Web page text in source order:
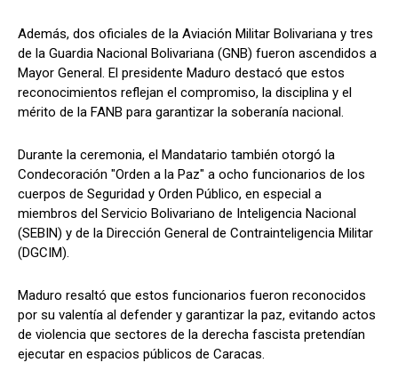
Además, dos oficiales de la Aviación Militar Bolivariana y tres
de la Guardia Nacional Bolivariana (GNB) fueron ascendidos a
Mayor General. El presidente Maduro destacó que estos
reconocimientos reflejan el compromiso, la disciplina y el
mérito de la FANB para garantizar la soberanía nacional.
Durante la ceremonia, el Mandatario también otorgó la
Condecoración "Orden a la Paz" a ocho funcionarios de los
cuerpos de Seguridad y Orden Público, en especial a
miembros del Servicio Bolivariano de Inteligencia Nacional
(SEBIN) y de la Dirección General de Contrainteligencia Militar
(DGCIM).
Maduro resaltó que estos funcionarios fueron reconocidos
por su valentía al defender y garantizar la paz, evitando actos
de violencia que sectores de la derecha fascista pretendían
ejecutar en espacios públicos de Caracas.